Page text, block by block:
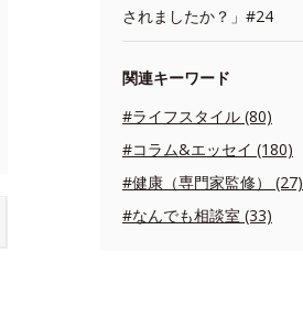
されましたか？」#24
関連キーワード
#ライフスタイル (80)
#コラム&エッセイ (180)
#健康（専門家監修） (27)
#なんでも相談室 (33)